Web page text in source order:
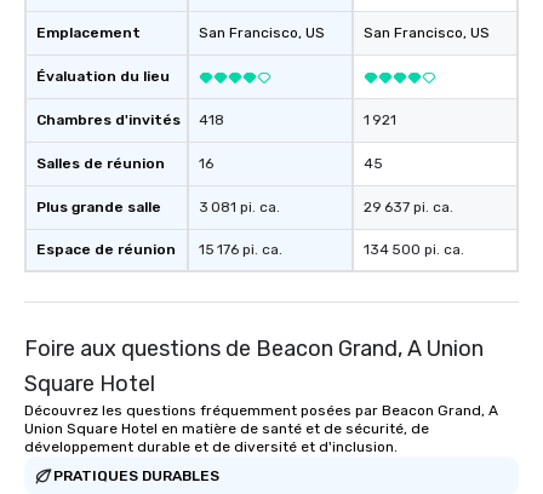
Emplacement
Évaluation du lieu
Chambres d'invités
Salles de réunion
Plus grande salle
Espace de réunion
San Francisco, US
418
16
3 081 pi. ca.
15 176 pi. ca.
San Francisco, US
1 921
45
29 637 pi. ca.
134 500 pi. ca.
Foire aux questions de Beacon Grand, A Union
Square Hotel
Découvrez les questions fréquemment posées par Beacon Grand, A
Union Square Hotel en matière de santé et de sécurité, de
développement durable et de diversité et d'inclusion.
PRATIQUES DURABLES